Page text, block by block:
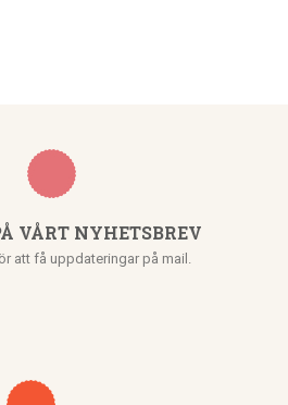
VÅRT NYHETSBREV
att få uppdateringar på mail.